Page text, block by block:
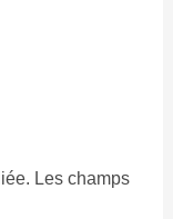
Les champs